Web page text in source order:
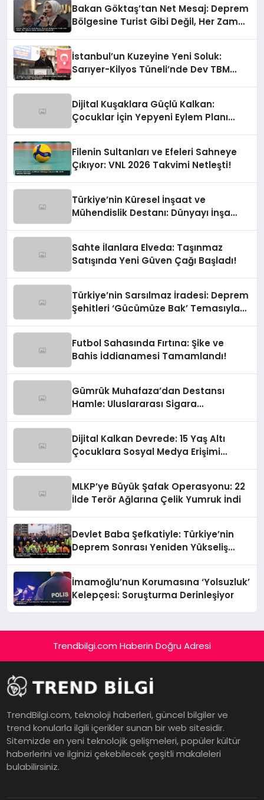
Bakan Göktaş’tan Net Mesaj: Deprem
Bölgesine Turist Gibi Değil, Her Zaman
İstanbul’un Kuzeyine Yeni Soluk:
Sarıyer-Kilyos Tüneli’nde Dev TBM
Dijital Kuşaklara Güçlü Kalkan:
Çocuklar İçin Yepyeni Eylem Planı
Filenin Sultanları ve Efeleri Sahneye
Çıkıyor: VNL 2026 Takvimi Netleşti!
Türkiye’nin Küresel İnşaat ve
Mühendislik Destanı: Dünyayı İnşa
Sahte İlanlara Elveda: Taşınmaz
Satışında Yeni Güven Çağı Başladı!
Türkiye’nin Sarsılmaz İradesi: Deprem
Şehitleri ‘Gücümüze Bak’ Temasıyla
Futbol Sahasında Fırtına: Şike ve
Bahis İddianamesi Tamamlandı!
Gümrük Muhafaza’dan Destansı
Hamle: Uluslararası Sigara
Dijital Kalkan Devrede: 15 Yaş Altı
Çocuklara Sosyal Medya Erişimi
MLKP’ye Büyük Şafak Operasyonu: 22
İlde Terör Ağlarına Çelik Yumruk İndi
Devlet Baba Şefkatiyle: Türkiye’nin
Deprem Sonrası Yeniden Yükseliş
İmamoğlu’nun Korumasına ‘Yolsuzluk’
Kelepçesi: Soruşturma Derinleşiyor
Trendbilgi.com Haberin Doğru Adresi
TrendBilgi.com, teknoloji haberleri, güncel bilgiler ve
trend konularla ilgili içerikler sunan bir web sitesidir.
Sitemizde en yeni teknolojik gelişmeleri, popüler kültür
haberlerini ve ilginizi çekebilecek çeşitli makaleleri
bulabilirsiniz.